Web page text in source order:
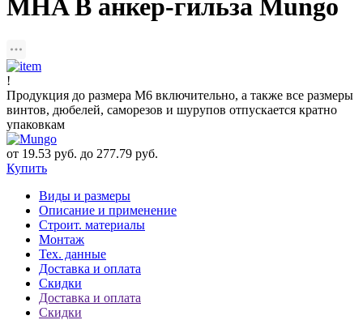
MHA B анкер-гильза Mungo
!
Продукция до размера М6 включительно, а также все размеры
винтов, дюбелей, саморезов и шурупов отпускается кратно
упаковкам
от 19.53 руб. до 277.79 руб.
Купить
Виды и размеры
Описание и применение
Строит. материалы
Монтаж
Тех. данные
Доставка и оплата
Скидки
Доставка и оплата
Скидки